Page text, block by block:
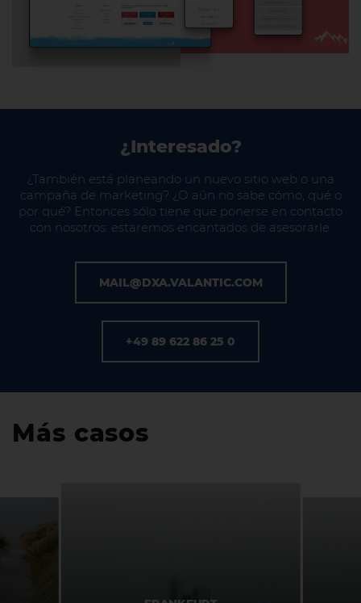
¿Interesado?
¿También está planeando un nuevo sitio web o una
campaña de marketing? ¿O aún no sabe cómo, qué o
por qué? Entonces sólo tiene que ponerse en contacto
con nosotros: estaremos encantados de asesorarle.
MAIL@DXA.VALANTIC.COM
+49 89 622 86 25 0
Más casos